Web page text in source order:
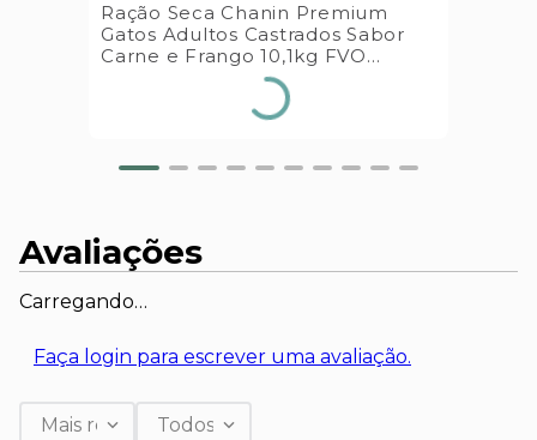
Ração Seca Chanin Premium
Gatos Adultos Castrados Sabor
Carne e Frango 10,1kg FVO
Avaliações
Carregando…
Faça login para escrever uma avaliação.
Mais recentesTodos